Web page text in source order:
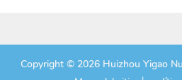
Copyright © 2026 Huizhou Yigao